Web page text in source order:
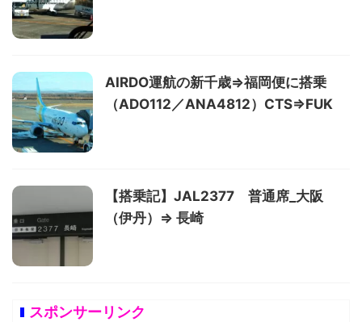
AIRDO運航の新千歳⇒福岡便に搭乗
（ADO112／ANA4812）CTS⇒FUK
【搭乗記】JAL2377 普通席_大阪
（伊丹）⇒ 長崎
スポンサーリンク